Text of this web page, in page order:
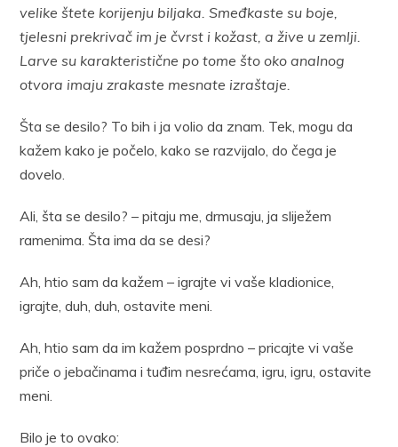
velike štete korijenju biljaka. Smeđkaste su boje,
tjelesni prekrivač im je čvrst i kožast, a žive u zemlji.
Larve su karakteristične po tome što oko analnog
otvora imaju zrakaste mesnate izraštaje.
Šta se desilo? To bih i ja volio da znam. Tek, mogu da
kažem kako je počelo, kako se razvijalo, do čega je
dovelo.
Ali, šta se desilo? – pitaju me, drmusaju, ja sliježem
ramenima. Šta ima da se desi?
Ah, htio sam da kažem – igrajte vi vaše kladionice,
igrajte, duh, duh, ostavite meni.
Ah, htio sam da im kažem posprdno – pricajte vi vaše
priče o jebačinama i tuđim nesrećama, igru, igru, ostavite
meni.
Bilo je to ovako: